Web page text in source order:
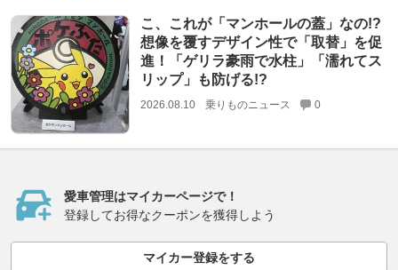
こ、これが「マンホールの蓋」なの!?
想像を覆すデザイン性で「取替」を促
進！「ゲリラ豪雨で水柱」「濡れてス
リップ」も防げる!?
2026.08.10 乗りものニュース 0
愛車管理はマイカーページで！
登録してお得なクーポンを獲得しよう
マイカー登録をする